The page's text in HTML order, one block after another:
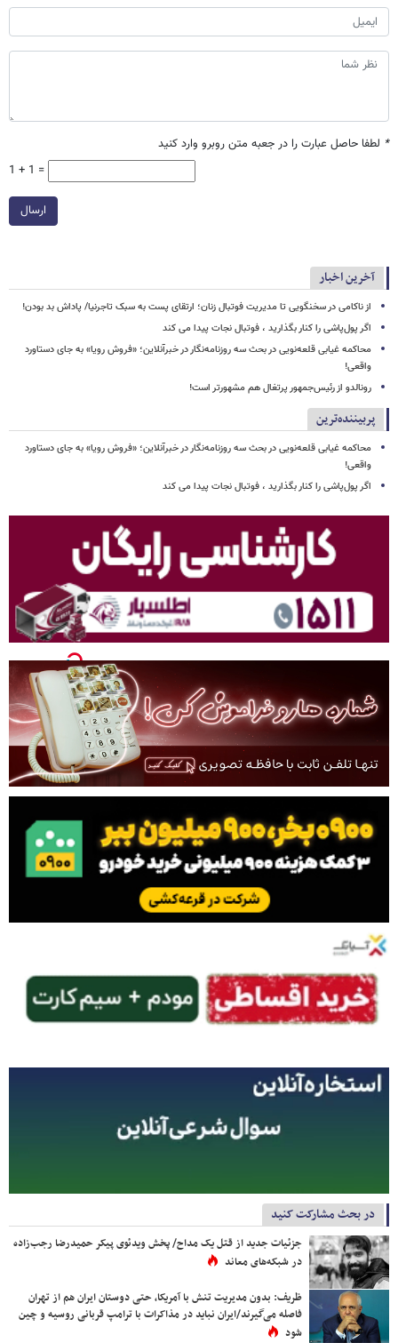
* لطفا حاصل عبارت را در جعبه متن روبرو وارد کنید
1 + 1 =
ارسال
آخرین اخبار
از ناکامی در سخنگویی تا مدیریت فوتبال زنان؛ ارتقای پست به سبک تاجرنیا/ پاداش بد بودن!
اگر پول‌پاشی را کنار بگذارید ، فوتبال نجات پیدا می کند
محاکمه غیابی قلعه‌نویی در بحث سه روزنامه‌نگار در خبرآنلاین؛ «فروش رویا» به جای دستاورد
واقعی!
رونالدو از رئیس‌جمهور پرتغال هم مشهورتر است!
پربیننده‌ترین
محاکمه غیابی قلعه‌نویی در بحث سه روزنامه‌نگار در خبرآنلاین؛ «فروش رویا» به جای دستاورد
واقعی!
اگر پول‌پاشی را کنار بگذارید ، فوتبال نجات پیدا می کند
در بحث مشارکت کنید
جزئیات جدید از قتل یک مداح/ پخش ویدئوی پیکر حمیدرضا رجب‌زاده
در شبکه‌های معاند
ظریف: بدون مدیریت تنش با آمریکا، حتی دوستان ایران هم از تهران
فاصله می‌گیرند/ایران نباید در مذاکرات با ترامپ قربانی روسیه و چین
شود